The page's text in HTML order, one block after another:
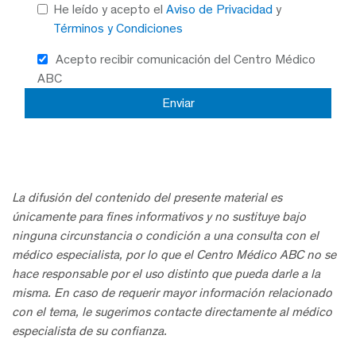
He leído y acepto el Aviso de Privacidad y
Términos y Condiciones
Acepto recibir comunicación del Centro Médico
ABC
La difusión del contenido del presente material es
únicamente para fines informativos y no sustituye bajo
ninguna circunstancia o condición a una consulta con el
médico especialista, por lo que el Centro Médico ABC no se
hace responsable por el uso distinto que pueda darle a la
misma. En caso de requerir mayor información relacionado
con el tema, le sugerimos contacte directamente al médico
especialista de su confianza.